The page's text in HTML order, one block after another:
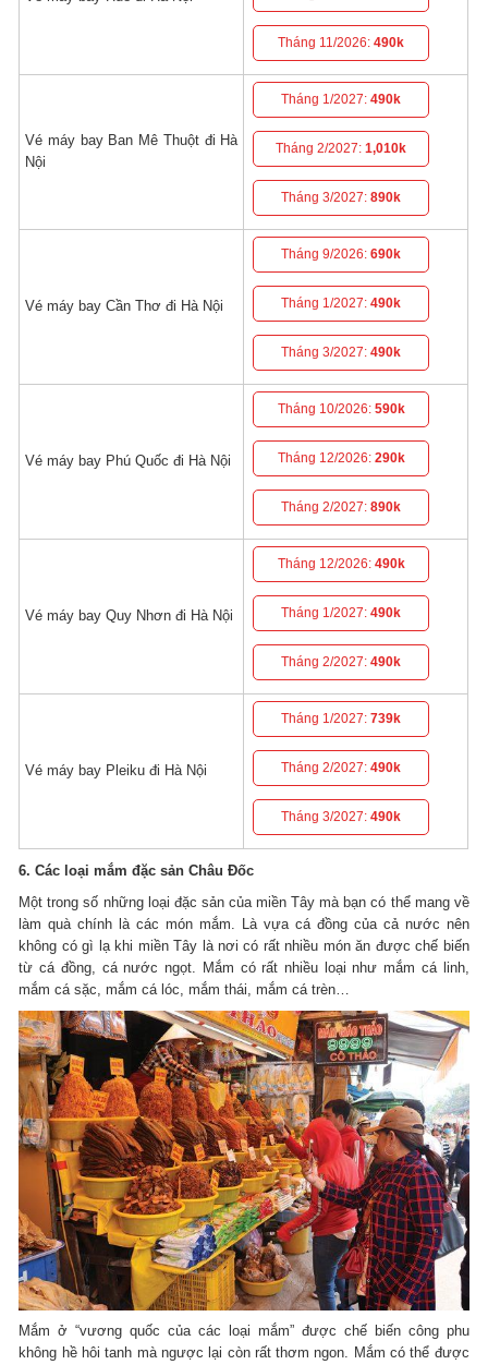
Tháng 11/2026:490k
Vé máy bay Ban Mê Thuột đi Hà
Nội
Tháng 1/2027:490k
Tháng 2/2027:1,010k
Tháng 3/2027:890k
Vé máy bay Cần Thơ đi Hà Nội
Tháng 9/2026:690k
Tháng 1/2027:490k
Tháng 3/2027:490k
Vé máy bay Phú Quốc đi Hà Nội
Tháng 10/2026: 590k
Tháng 12/2026: 290k
Tháng 2/2027:890k
Vé máy bay Quy Nhơn đi Hà Nội
Tháng 12/2026: 490k
Tháng 1/2027:490k
Tháng 2/2027:490k
Vé máy bay Pleiku đi Hà Nội
Tháng 1/2027:739k
Tháng 2/2027:490k
Tháng 3/2027:490k
6. Các loại mắm đặc sản Châu Đốc
Một trong số những loại đặc sản của miền Tây mà bạn có thể mang về
làm quà chính là các món mắm. Là vựa cá đồng của cả nước nên
không có gì lạ khi miền Tây là nơi có rất nhiều món ăn được chế biến
từ cá đồng, cá nước ngọt. Mắm có rất nhiều loại như mắm cá linh,
mắm cá sặc, mắm cá lóc, mắm thái, mắm cá trèn…
Mắm ở “vương quốc của các loại mắm” được chế biến công phu
không hề hôi tanh mà ngược lại còn rất thơm ngon. Mắm có thể được